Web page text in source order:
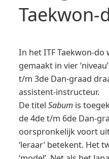
Taekwon-
In het ITF Taekwon-
gemaakt in vier
t/m 3de Dan-graad
assistent-instructeur.
De titel Sabumis
de 4de t/m 6de Dan-
oorspronkelijk voort
‘leraar’ betekent. Het